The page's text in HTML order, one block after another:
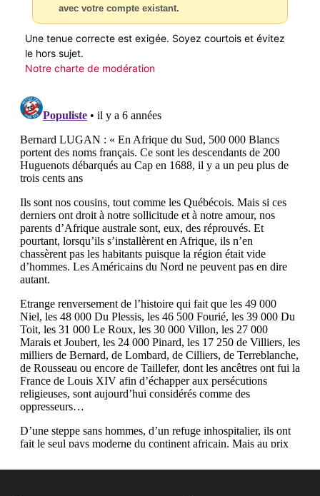
avec votre compte existant.
Une tenue correcte est exigée. Soyez courtois et évitez
le hors sujet.
Notre charte de modération